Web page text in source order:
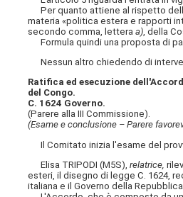
Per quanto attiene al rispetto
materia «politica estera e rapporti
secondo comma, letteraa) , della
Formula quindi una proposta di
Nessun altro chiedendo di
Ratifica ed esecuzione
del Congo.
C. 1624 Governo.
(Parere alla III Commissione).
(Esame e conclusione – Parere
Il Comitato inizia l'esame del
Elisa TRIPODI (M5S),relatrice,
esteri, il disegno di legge C. 1624,
italiana e il Governo della